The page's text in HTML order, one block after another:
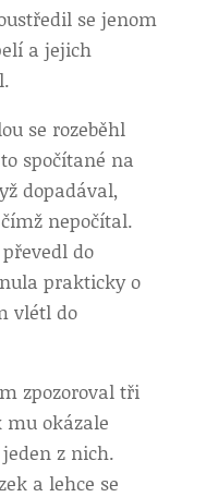
se jenom
a jejich
se rozeběhl
spočítané na
dopadával,
nepočítal.
do
prakticky o
vlétl do
zpozoroval tři
okázale
z nich.
a lehce se